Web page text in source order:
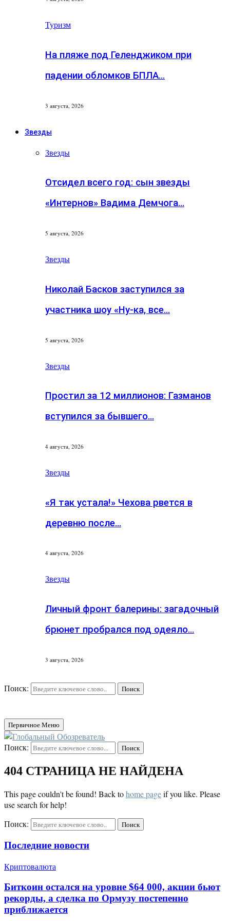
Туризм
На пляже под Геленджиком при
падении обломков БПЛА…
3 августа, 2026
Звезды
Звезды
Отсидел всего год: сын звезды
«Интернов» Вадима Демчога…
5 августа, 2026
Звезды
Николай Басков заступился за
участника шоу «Ну-ка, все…
5 августа, 2026
Звезды
Простил за 12 миллионов: Газманов
вступился за бывшего…
4 августа, 2026
Звезды
«Я так устала!» Чехова рвется в
деревню после…
4 августа, 2026
Звезды
Личный фронт балерины: загадочный
брюнет пробрался под одеяло…
3 августа, 2026
Поиск: Поиск
Первичное Меню
Поиск: Поиск
404 СТРАНИЦА НЕ НАЙДЕНА
This page couldn't be found! Back tohome pageif you like. Please
use search for help!
Поиск:
Поиск
Последние новости
Криптовалюта
Биткоин остался на уровне $64 000, акции бьют
рекорды, а сделка по Ормузу постепенно
приближается